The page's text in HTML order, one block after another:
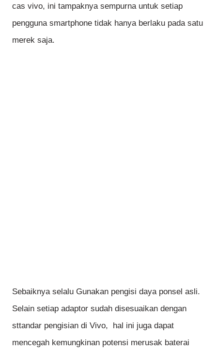
cas vivo, ini tampaknya sempurna untuk setiap
pengguna smartphone tidak hanya berlaku pada satu
merek saja.
Sebaiknya selalu Gunakan pengisi daya ponsel asli.
Selain setiap adaptor sudah disesuaikan dengan
sttandar pengisian di Vivo, hal ini juga dapat
mencegah kemungkinan potensi merusak baterai